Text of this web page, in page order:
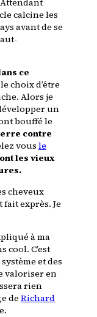
calcine les
avant de se
ce
choix d’être
Alors je
un
bouffé le
contre
vous le
les vieux
cheveux
fait exprès. Je
à ma
cool. C’est
et des
valoriser en
rien
de Richard